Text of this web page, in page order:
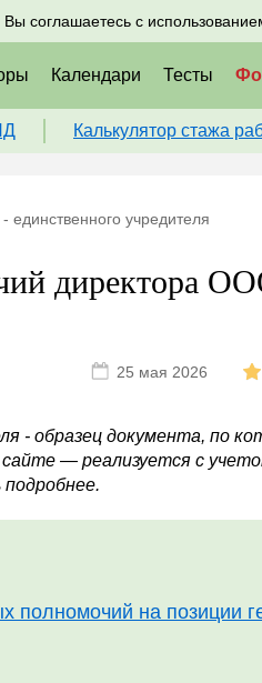
соглашаетесь ск нам в соц.
Календари Тесты
Калькулятор стажа
учредителя
директора
25 мая 2026
- образец документа, по
— реализуется с
полномочий на позиции